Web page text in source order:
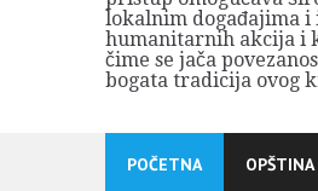
lokalnim događajima
humanitarnih akcija i
čime se jača
bogata tradicija ovog
POČETNA OPŠTINA